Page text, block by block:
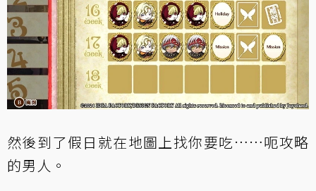
然後到了假日就在地圖上找你要吃……呃攻略
的男人。